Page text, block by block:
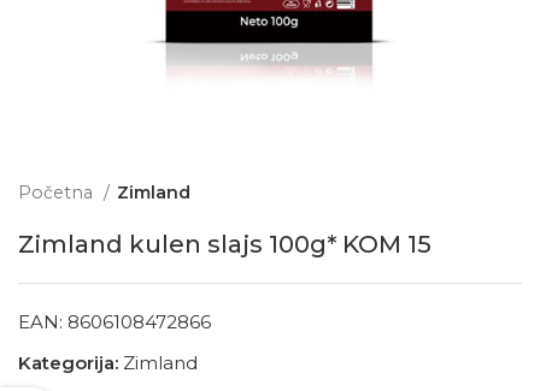
Početna Zimland
Zimland kulen slajs 100g* KOM 15
EAN: 8606108472866
Kategorija: Zimland